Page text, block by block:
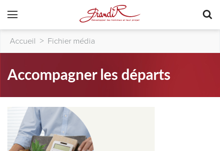
Accueil > Fichier média
Accompagner les départs